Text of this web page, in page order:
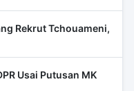
Rekrut Tchouameni,
Usai Putusan MK